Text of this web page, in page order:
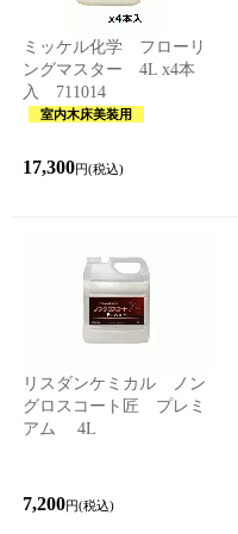
ミッケル化学 フローリ
ングマスター 4L x4本
入 711014
室内木床美装用
17,300円(税込)
リスダンケミカル ノン
グロスコート匠 プレミ
アム 4L
7,200円(税込)